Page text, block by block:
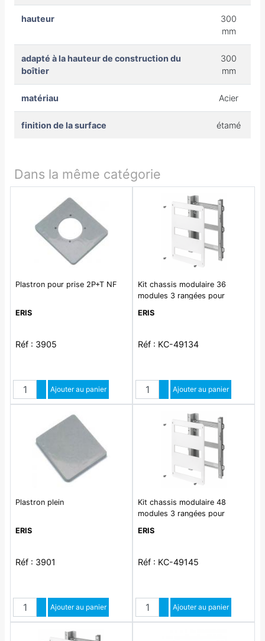
hauteur
300
mm
adapté à la hauteur de construction du
boîtier
300
mm
matériau Acier
finition de la surface étamé
Dans la même catégorie
Plastron pour prise 2P+T NF
ERIS
Réf : 3905
QuantitéAugmenter quantité
Diminuer quantité
Ajouter au panier
Kit chassis modulaire 36
modules 3 rangées pour
ERIS
Réf : KC-49134
QuantitéAugmenter quantité
Diminuer quantité
Ajouter au panier
Plastron plein
ERIS
Réf : 3901
QuantitéAugmenter quantité
Diminuer quantité
Ajouter au panier
Kit chassis modulaire 48
modules 3 rangées pour
ERIS
Réf : KC-49145
QuantitéAugmenter quantité
Diminuer quantité
Ajouter au panier